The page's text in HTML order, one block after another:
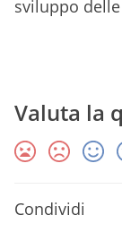
sviluppo delle
Valuta la
Condividi